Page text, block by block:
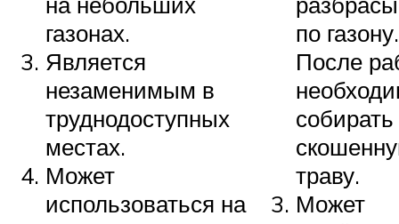
газонах.
Является
незаменимым в
труднодоступных
местах.
Может
использоваться на
по газону.
После
собирать
траву.
Может